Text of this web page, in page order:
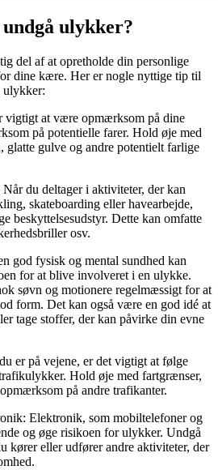
ulykker?
del af at opretholde din personlige
dine kære. Her er nogle nyttige tip til
ulykker:
at være opmærksom på dine
på potentielle farer. Hold øje med
glatte gulve og andre potentielt farlige
du deltager i aktiviteter, der kan
skateboarding eller havearbejde,
beskyttelsesudstyr. Dette kan omfatte
osv.
god fysisk og mental sundhed kan
for at blive involveret i en ulykke.
søvn og motionere regelmæssigt for at
form. Det kan også være en god idé at
tage stoffer, der kan påvirke din evne
er på vejene, er det vigtigt at følge
Hold øje med fartgrænser,
på andre trafikanter.
Elektronik, som mobiltelefoner og
og øge risikoen for ulykker. Undgå
kører eller udfører andre aktiviteter, der